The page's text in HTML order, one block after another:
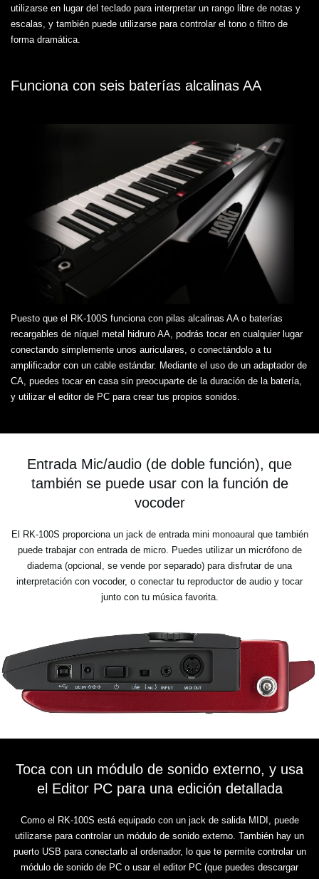
utilizarse en lugar del teclado para interpretar un rango libre de notas y
escalas, y también puede utilizarse para controlar el tono o filtro de
forma dramática.
Funciona con seis baterías alcalinas AA
Puesto que el RK-100S funciona con pilas alcalinas AA o baterías
recargables de níquel metal hidruro AA, podrás tocar en cualquier lugar
conectando simplemente unos auriculares, o conectándolo a tu
amplificador con un cable estándar. Mediante el uso de un adaptador de
CA, puedes tocar en casa sin preocuparte de la duración de la batería,
y utilizar el editor de PC para crear tus propios sonidos.
Entrada Mic/audio (de doble función), que
también se puede usar con la función de
vocoder
El RK-100S proporciona un jack de entrada mini monoaural que también
puede trabajar con entrada de micro. Puedes utilizar un micrófono de
diadema (opcional, se vende por separado) para disfrutar de una
interpretación con vocoder, o conectar tu reproductor de audio y tocar
junto con tu música favorita.
Toca con un módulo de sonido externo, y usa
el Editor PC para una edición detallada
Como el RK-100S está equipado con un jack de salida MIDI, puede
utilizarse para controlar un módulo de sonido externo. También hay un
puerto USB para conectarlo al ordenador, lo que te permite controlar un
módulo de sonido de PC o usar el editor PC (que puedes descargar